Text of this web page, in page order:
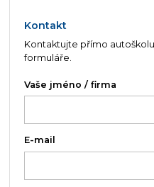
Kontakt
Kontaktujte přímo
formuláře.
Vaše jméno / firma
E-mail